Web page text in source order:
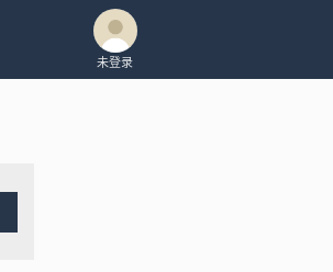
未登录